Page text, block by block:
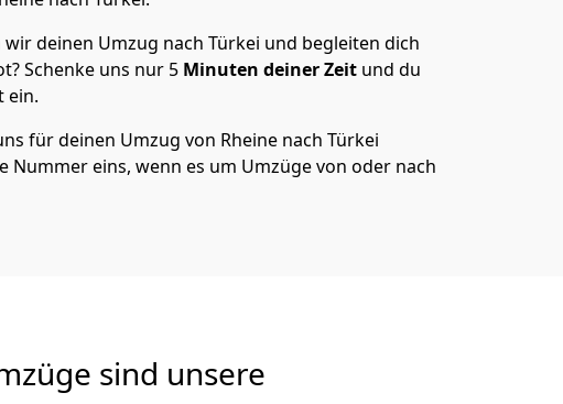
deinen Umzug nach Türkei und begleiten dich
Schenke uns nur 5 Minuten deiner Zeit und du
ein.
für deinen Umzug von Rheine nach Türkei
Nummer eins, wenn es um Umzüge von oder nach
sind unsere